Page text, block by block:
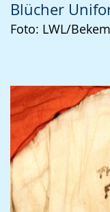
Blücher
Foto: LWL/